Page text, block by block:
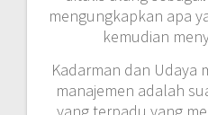
mengungkapkan apa
kemudian
Kadarman dan Udaya
manajemen adalah